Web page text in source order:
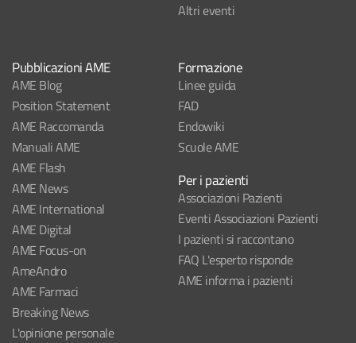
Altri eventi
Pubblicazioni AME
AME Blog
Position Statement
AME Raccomanda
Manuali AME
AME Flash
AME News
AME International
AME Digital
AME Focus-on
AmeAndro
AME Farmaci
Breaking News
L'opinione personale
Formazione
Linee guida
FAD
Endowiki
Scuole AME
Per i pazienti
Associazioni Pazienti
Eventi Associazioni Pazienti
I pazienti si raccontano
FAQ L'esperto risponde
AME informa i pazienti